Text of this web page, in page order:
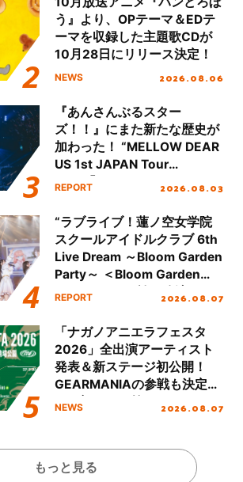
う』より、OPテーマ＆EDテ
ーマを収録した主題歌CDが
10月28日にリリース決定！
NEWS 2026.08.06
『あんさんぶるスター
ズ！！』にまた新たな歴史が
加わった！ “MELLOW DEAR
US 1st JAPAN Tour
Final「NICE to meet YOU
ート!!
REPORT 2026.08.03
“ラブライブ！蓮ノ空女学院
スクールアイドルクラブ 6th
Live Dream ～Bloom Garden
Party～ ＜Bloom Garden
Party Stage／埼玉公演＞”
REPORT 2026.08.07
「ナガノアニエラフェスタ
2026」全出演アーティスト
発表＆新ステージ初公開！
GEARMANIAの参戦も決定
し、初となる第3ステージの
NEWS 2026.08.07
もっと見る